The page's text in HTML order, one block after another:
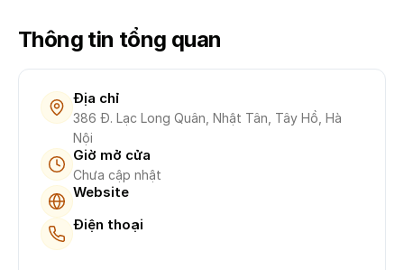
Thông tin tổng quan
Địa chỉ
386 Đ. Lạc Long Quân, Nhật Tân, Tây Hồ, Hà
Nội
Giờ mở cửa
Chưa cập nhật
Website
Điện thoại